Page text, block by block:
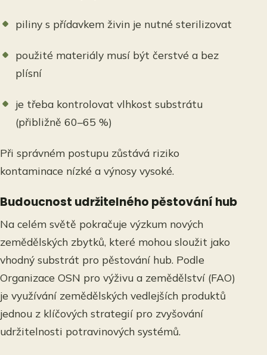
piliny s přídavkem živin je nutné sterilizovat
použité materiály musí být čerstvé a bez
plísní
je třeba kontrolovat vlhkost substrátu
(přibližně 60–65 %)
Při správném postupu zůstává riziko
kontaminace nízké a výnosy vysoké.
Budoucnost udržitelného pěstování hub
Na celém světě pokračuje výzkum nových
zemědělských zbytků, které mohou sloužit jako
vhodný substrát pro pěstování hub. Podle
Organizace OSN pro výživu a zemědělství (FAO)
je využívání zemědělských vedlejších produktů
jednou z klíčových strategií pro zvyšování
udržitelnosti potravinových systémů.